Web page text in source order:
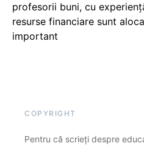
profesorii buni, cu
resurse financiare sunt
important
COPYRIGHT
Pentru că scrieți despre